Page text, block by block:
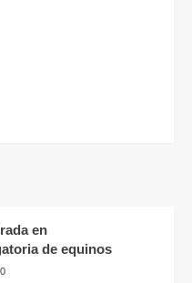
en
de equinos
0